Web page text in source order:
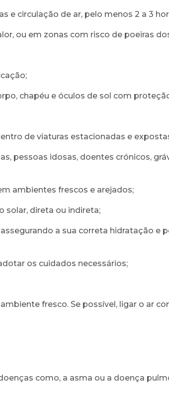
e circulação de ar, pelo menos 2 a 3
ou em zonas com risco de poeiras
chapéu e óculos de sol com
de viaturas estacionadas e
pessoas idosas, doentes crónicos,
ambientes frescos e arejados;
solar, direta ou indireta;
a sua correta hidratação e
os cuidados necessários;
fresco. Se possível, ligar o ar
como, a asma ou a doença